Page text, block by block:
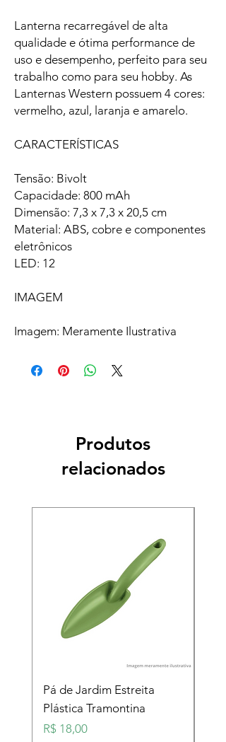
Lanterna recarregável de alta
qualidade e ótima performance de
uso e desempenho, perfeito para seu
trabalho como para seu hobby. As
Lanternas Western possuem 4 cores:
vermelho, azul, laranja e amarelo.
CARACTERÍSTICAS
Tensão: Bivolt
Capacidade: 800 mAh
Dimensão: 7,3 x 7,3 x 20,5 cm
Material: ABS, cobre e componentes
eletrônicos
LED: 12
IMAGEM
Imagem: Meramente Ilustrativa
Produtos
relacionados
Pá de Jardim Estreita
Plástica Tramontina
Preço
R$ 18,00